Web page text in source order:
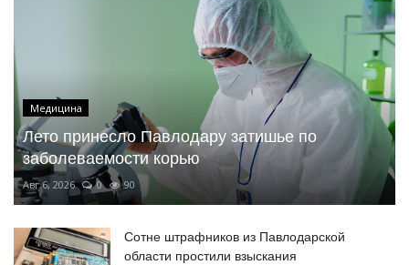
Медицина
Лето принесло Павлодару затишье по
заболеваемости корью
Авг 6, 2026 0 90
Сотне штрафников из Павлодарской
области простили взыскания